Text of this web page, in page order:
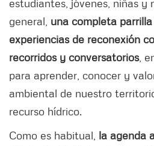
estudiantes, jóvenes, niñas y
general, una completa
experiencias de reconexión
recorridos y conversatorios,
para aprender, conocer y
ambiental de nuestro
recurso hídrico.
Como es habitual, la agenda